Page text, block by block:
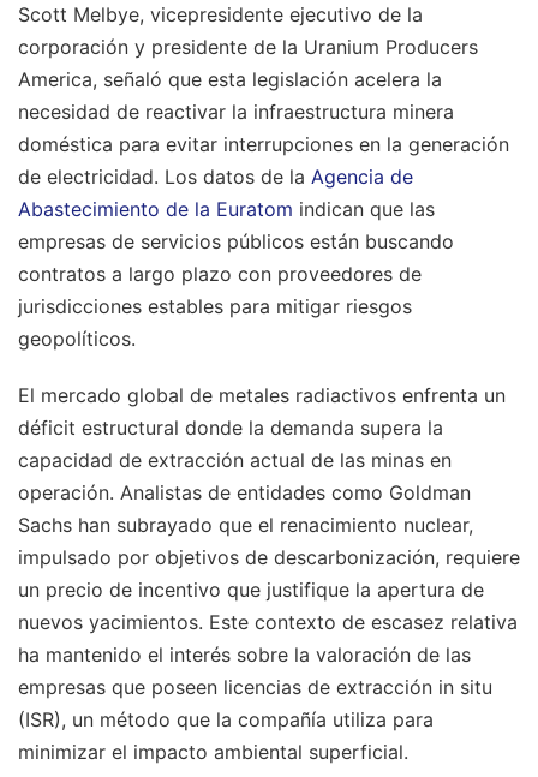
Scott Melbye, vicepresidente ejecutivo de la
corporación y presidente de la Uranium Producers
America, señaló que esta legislación acelera la
necesidad de reactivar la infraestructura minera
doméstica para evitar interrupciones en la generación
de electricidad. Los datos de la Agencia de
Abastecimiento de la Euratom indican que las
empresas de servicios públicos están buscando
contratos a largo plazo con proveedores de
jurisdicciones estables para mitigar riesgos
geopolíticos.
El mercado global de metales radiactivos enfrenta un
déficit estructural donde la demanda supera la
capacidad de extracción actual de las minas en
operación. Analistas de entidades como Goldman
Sachs han subrayado que el renacimiento nuclear,
impulsado por objetivos de descarbonización, requiere
un precio de incentivo que justifique la apertura de
nuevos yacimientos. Este contexto de escasez relativa
ha mantenido el interés sobre la valoración de las
empresas que poseen licencias de extracción in situ
(ISR), un método que la compañía utiliza para
minimizar el impacto ambiental superficial.